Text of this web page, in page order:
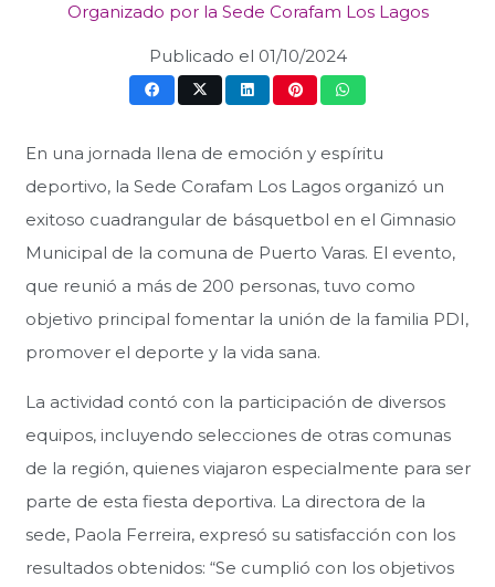
Organizado por la Sede Corafam Los Lagos
Publicado el 01/10/2024
En una jornada llena de emoción y espíritu
deportivo, la Sede Corafam Los Lagos organizó un
exitoso cuadrangular de básquetbol en el Gimnasio
Municipal de la comuna de Puerto Varas. El evento,
que reunió a más de 200 personas, tuvo como
objetivo principal fomentar la unión de la familia PDI,
promover el deporte y la vida sana.
La actividad contó con la participación de diversos
equipos, incluyendo selecciones de otras comunas
de la región, quienes viajaron especialmente para ser
parte de esta fiesta deportiva. La directora de la
sede, Paola Ferreira, expresó su satisfacción con los
resultados obtenidos: “Se cumplió con los objetivos